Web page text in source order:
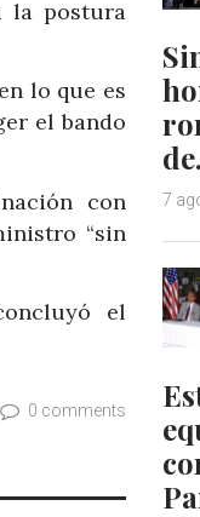
la postura
lo que es
el bando
con
“sin
el
0 comments
7